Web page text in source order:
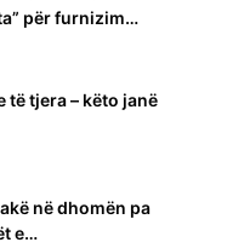
për furnizim…
të tjera – këto janë
në dhomën pa
e…